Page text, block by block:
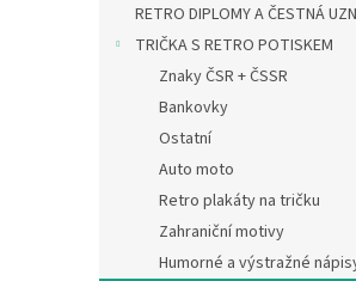
RETRO DIPLOMY A ČESTNÁ
TRIČKA S RETRO POTISKEM
Znaky ČSR + ČSSR
Bankovky
Ostatní
Auto moto
Retro plakáty na tričku
Zahraniční motivy
Humorné a výstražné